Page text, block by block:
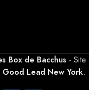
Box de Bacchus - Site
Lead New York.